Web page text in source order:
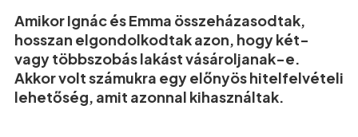
Amikor Ignác és Emma összeházasodtak,
hosszan elgondolkodtak azon, hogy két-
vagy többszobás lakást vásároljanak-e.
Akkor volt számukra egy előnyös hitelfelvételi
lehetőség, amit azonnal kihasználtak.